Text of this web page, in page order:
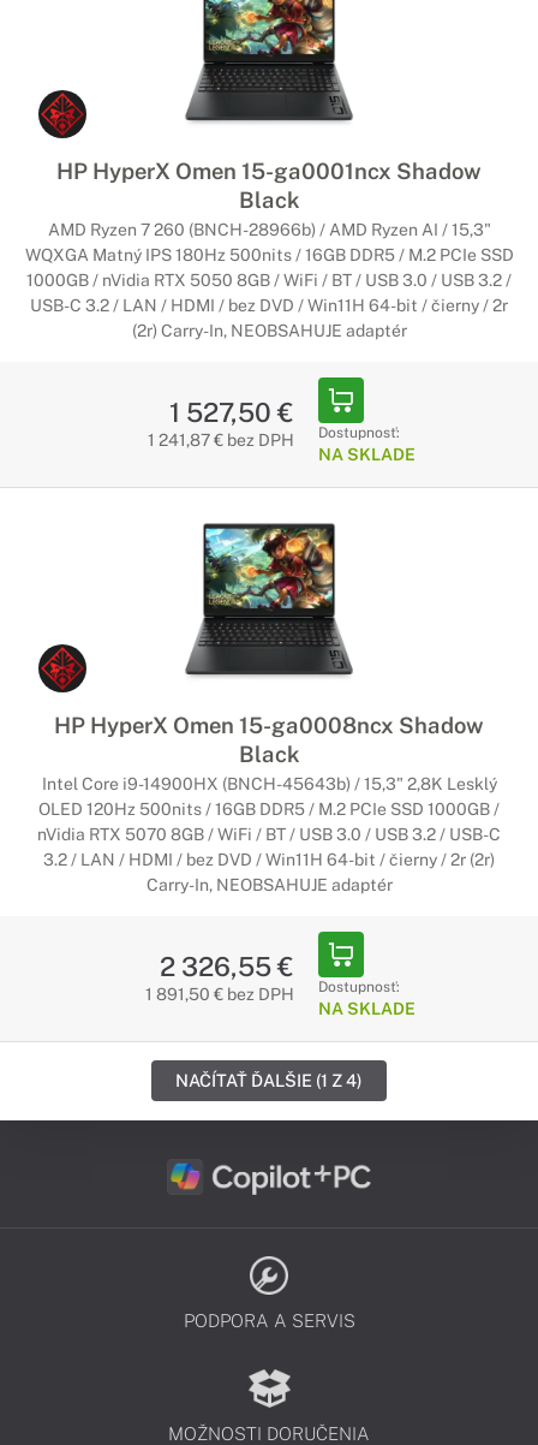
HP HyperX Omen 15-ga0001ncx Shadow
Black
AMD Ryzen 7 260 (BNCH-28966b) / AMD Ryzen AI / 15,3"
WQXGA Matný IPS 180Hz 500nits / 16GB DDR5 / M.2 PCIe SSD
1000GB / nVidia RTX 5050 8GB / WiFi / BT / USB 3.0 / USB 3.2 /
USB-C 3.2 / LAN / HDMI / bez DVD / Win11H 64-bit / čierny / 2r
(2r) Carry-In, NEOBSAHUJE adaptér
1 527,50 €
1 241,87 € bez DPH Dostupnosť:
NA SKLADE
HP HyperX Omen 15-ga0008ncx Shadow
Black
Intel Core i9-14900HX (BNCH-45643b) / 15,3" 2,8K Lesklý
OLED 120Hz 500nits / 16GB DDR5 / M.2 PCIe SSD 1000GB /
nVidia RTX 5070 8GB / WiFi / BT / USB 3.0 / USB 3.2 / USB-C
3.2 / LAN / HDMI / bez DVD / Win11H 64-bit / čierny / 2r (2r)
Carry-In, NEOBSAHUJE adaptér
2 326,55 €
1 891,50 € bez DPH Dostupnosť:
NA SKLADE
NAČÍTAŤ ĎALŠIE (1 Z 4)
PODPORA A SERVIS
MOŽNOSTI DORUČENIA